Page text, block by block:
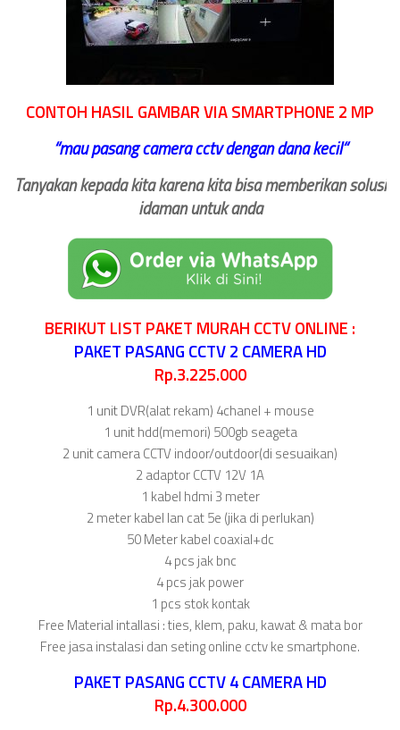
CONTOH HASIL GAMBAR VIA SMARTPHONE 2 MP
‘‘mau pasang camera cctv dengan dana kecil“
Tanyakan kepada kita karena kita bisa memberikan solusi
idaman untuk anda
BERIKUT LIST PAKET MURAH CCTV ONLINE :
PAKET PASANG CCTV 2 CAMERA HD
Rp.3.225.000
1 unit DVR(alat rekam) 4chanel + mouse
1 unit hdd(memori) 500gb seageta
2 unit camera CCTV indoor/outdoor(di sesuaikan)
2 adaptor CCTV 12V 1A
1 kabel hdmi 3 meter
2 meter kabel lan cat 5e (jika di perlukan)
50 Meter kabel coaxial+dc
4 pcs jak bnc
4 pcs jak power
1 pcs stok kontak
Free Material intallasi : ties, klem, paku, kawat & mata bor
Free jasa instalasi dan seting online cctv ke smartphone.
PAKET PASANG CCTV 4 CAMERA HD
Rp.4.300.000